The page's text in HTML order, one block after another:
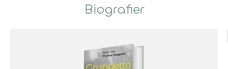
Biografier